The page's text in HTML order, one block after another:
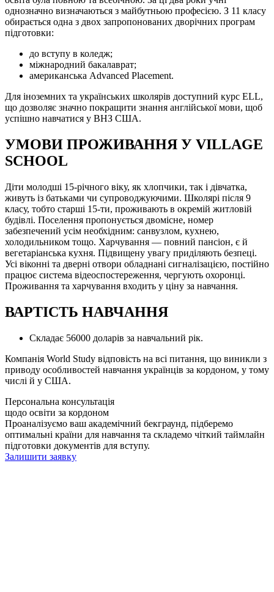
однозначно визначаються з майбутньою професією. З 11 класу
обирається одна з двох запропонованих дворічних програм
підготовки:
до вступу в коледж;
міжнародний бакалаврат;
американська Advanced Placement.
Для іноземних та українських школярів доступний курс ELL,
що дозволяє значно покращити знання англійської мови, щоб
успішно навчатися у ВНЗ США.
УМОВИ ПРОЖИВАННЯ У VILLAGE
SCHOOL
Діти молодші 15-річного віку, як хлопчики, так і дівчатка,
живуть із батьками чи супроводжуючими. Школярі після 9
класу, тобто старші 15-ти, проживають в окремій житловій
будівлі. Поселення пропонується двомісне, номер
забезпечений усім необхідним: санвузлом, кухнею,
холодильником тощо. Харчування — повний пансіон, є й
вегетаріанська кухня. Підвищену увагу приділяють безпеці.
Усі віконні та дверні отвори обладнані сигналізацією, постійно
працює система відеоспостереження, чергують охоронці.
Проживання та харчування входить у ціну за навчання.
ВАРТІСТЬ НАВЧАННЯ
Складає 56000 доларів за навчальний рік.
Компанія World Study відповість на всі питання, що виникли з
приводу особливостей навчання українців за кордоном, у тому
числі й у США.
Персональна консультація
щодо освіти за кордоном
Проаналізуємо ваш академічний бекграунд, підберемо
оптимальні країни для навчання та складемо чіткий таймлайн
підготовки документів для вступу.
Залишити заявку